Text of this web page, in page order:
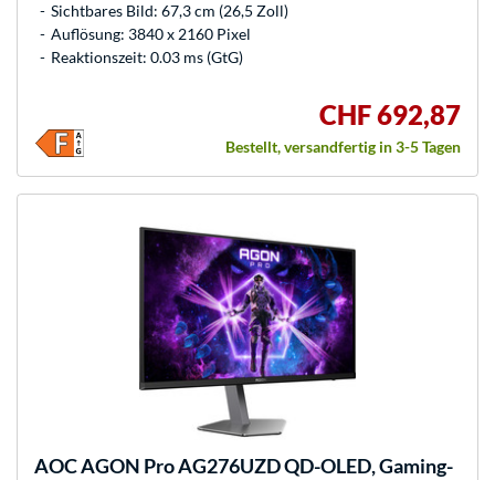
Sichtbares Bild: 67,3 cm (26,5 Zoll)
Auflösung: 3840 x 2160 Pixel
Reaktionszeit: 0.03 ms (GtG)
CHF 692,87
Bestellt, versandfertig in 3-5 Tagen
AOCAGON Pro AG276UZD QD-OLED, Gaming-